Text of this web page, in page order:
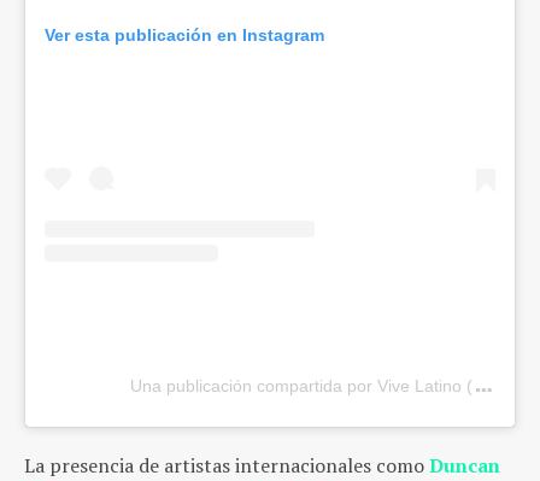
Ver esta publicación en Instagram
Una publicación compartida por Vive Latino
La presencia de artistas internacionales comoDuncan